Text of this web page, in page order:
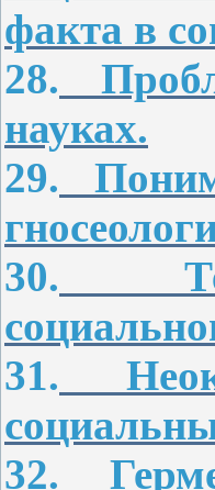
факта в
28.
науках.
29.
30.
31.
32.